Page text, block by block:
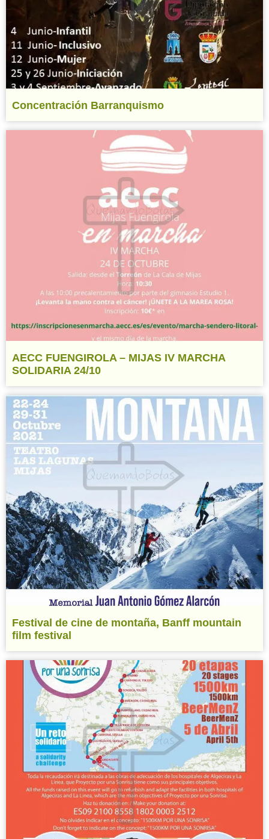
Concentración Barranquismo
AECC FUENGIROLA – MIJAS IV MARCHA
SOLIDARIA 24/10
Festival de cine de montaña, Banff mountain
film festival